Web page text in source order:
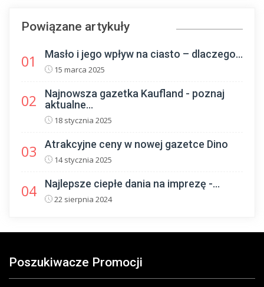
Powiązane artykuły
01 Masło i jego wpływ na ciasto – dlaczego...
15 marca 2025
02
Najnowsza gazetka Kaufland - poznaj
aktualne...
18 stycznia 2025
03 Atrakcyjne ceny w nowej gazetce Dino
14 stycznia 2025
04 Najlepsze ciepłe dania na imprezę -...
22 sierpnia 2024
Poszukiwacze Promocji